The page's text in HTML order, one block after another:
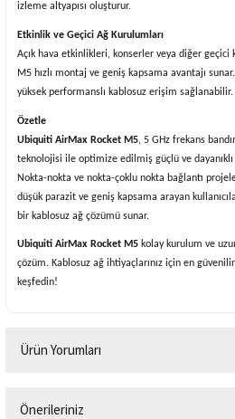
izleme altyapısı oluşturur.
Etkinlik ve Geçici Ağ Kurulumları
Açık hava etkinlikleri, konserler veya diğer geçici
M5 hızlı montaj ve geniş kapsama avantajı
yüksek performanslı kablosuz erişim sağlanabilir.
Özetle
Ubiquiti AirMax Rocket M5, 5 GHz frekans
teknolojisi ile optimize edilmiş güçlü ve
Nokta-nokta ve nokta-çoklu nokta bağlantı
düşük parazit ve geniş kapsama arayan
bir kablosuz ağ çözümü sunar.
Ubiquiti AirMax Rocket M5 kolay kurulum ve
çözüm. Kablosuz ağ ihtiyaçlarınız için en
keşfedin!
Ürün Yorumları
Önerileriniz